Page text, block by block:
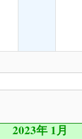
2023年 1月